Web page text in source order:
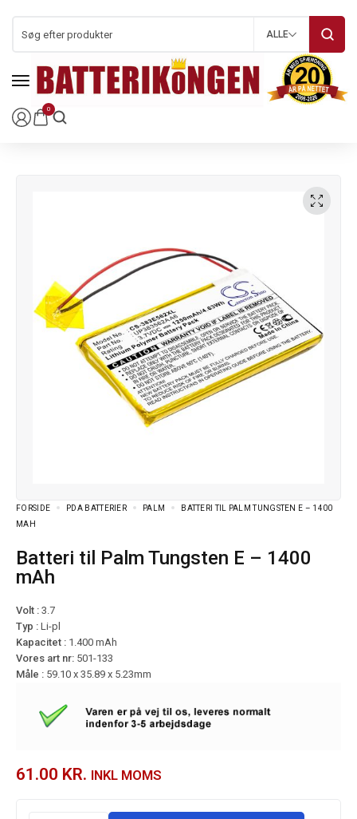
0
ALLE
FORSIDE PDA BATTERIER PALM
BATTERI TIL PALM TUNGSTEN E – 1400
MAH
Batteri til Palm Tungsten E – 1400
mAh
Volt : 3.7
Typ : Li-pl
Kapacitet : 1.400 mAh
Vores art nr: 501-133
Måle : 59.10 x 35.89 x 5.23mm
61.00 KR. INKL MOMS